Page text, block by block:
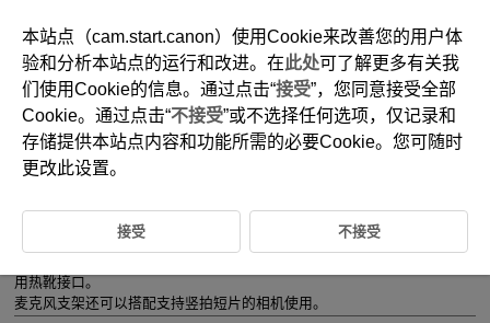
D412-002
简介
边操作相机边进行拍摄。
可以将握柄部分的左右脚架展开作为三脚架使用。通过附带的麦克风支
用热靴接口。
麦克风支架还可以搭配支持竖拍短片的相机使用。
本站点（cam.start.canon）使用Cookie来改善您的用户体
验和分析本站点的运行和改进。在此处可了解更多有关我
们使用Cookie的信息。通过点击“接受”，您同意接受全部
Cookie。通过点击“不接受”或不选择任何选项，仅记录和
存储提供本站点内容和功能所需的必要Cookie。您可随时
更改此设置。
接受 不接受